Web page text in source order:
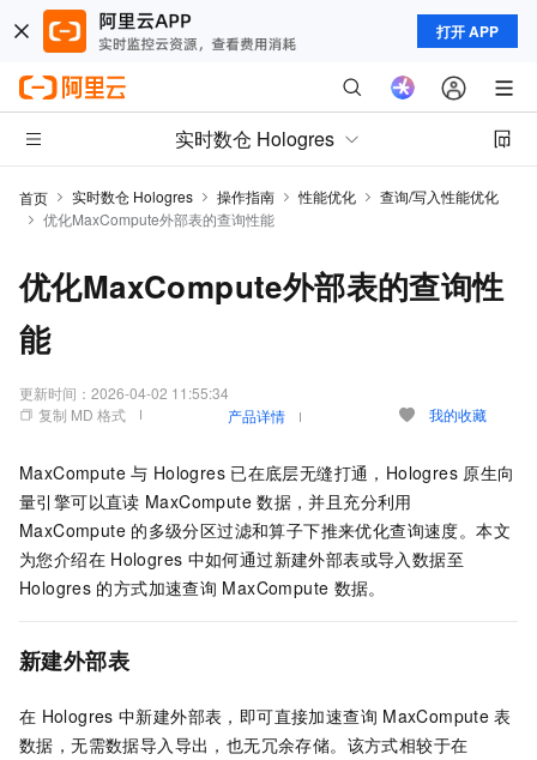
打开 APP
实时数仓 Hologres
首页 实时数仓 Hologres 操作指南 性能优化
查询/写入性能优化
优化MaxCompute外部表的查询性能
优化MaxCompute外部表的查询性
能
更新时间： 2026-04-02 11:55:34
复制 MD 格式
产品详情 我的收藏
MaxCompute 与 Hologres 已在底层无缝打通，Hologres 原生向
量引擎可以直读 MaxCompute 数据，并且充分利用
MaxCompute 的多级分区过滤和算子下推来优化查询速度。本文
为您介绍在 Hologres 中如何通过新建外部表或导入数据至
Hologres 的方式加速查询 MaxCompute 数据。
新建外部表
在 Hologres 中新建外部表，即可直接加速查询 MaxCompute 表
数据，无需数据导入导出，也无冗余存储。该方式相较于在